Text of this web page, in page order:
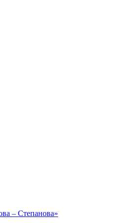
– Степанова»